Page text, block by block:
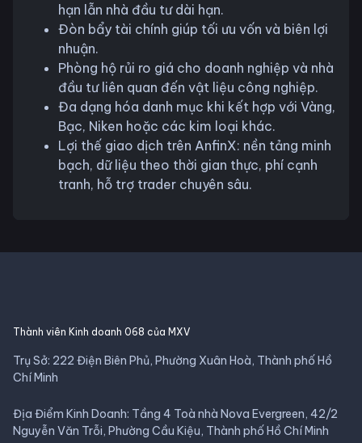
hạn lẫn nhà đầu tư dài hạn.
Đòn bẩy tài chính giúp tối ưu vốn và biên lợi
nhuận.
Phòng hộ rủi ro giá cho doanh nghiệp và nhà
đầu tư liên quan đến vật liệu công nghiệp.
Đa dạng hóa danh mục khi kết hợp với Vàng,
Bạc, Niken hoặc các kim loại khác.
Lợi thế giao dịch trên AnfinX: nền tảng minh
bạch, dữ liệu theo thời gian thực, phí cạnh
tranh, hỗ trợ trader chuyên sâu.
Thành viên Kinh doanh 068 của MXV
Trụ Sở: 222 Điện Biên Phủ, Phường Xuân Hoà, Thành phố Hồ
Chí Minh
Địa Điểm Kinh Doanh: Tầng 4 Toà nhà Nova Evergreen, 42/2
Nguyễn Văn Trỗi, Phường Cầu Kiệu, Thành phố Hồ Chí Minh